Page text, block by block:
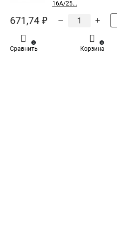
Общая оценка товара: 5
Iek -
16А/25...
671,74 ₽ – +
Сравнить
0
Корзина
0